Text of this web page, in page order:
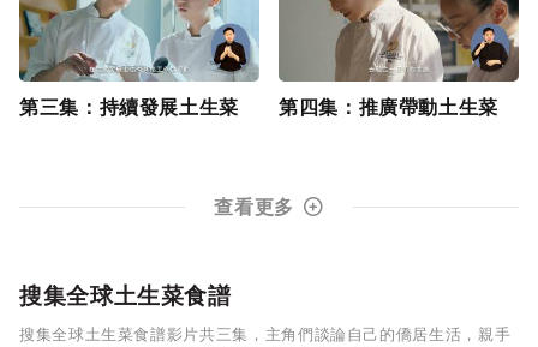
第三集：持續發展土生菜 第四集：推廣帶動土生菜
查看更多
搜集全球土生菜食譜
搜集全球土生菜食譜影片共三集，主角們談論自己的僑居生活，親手